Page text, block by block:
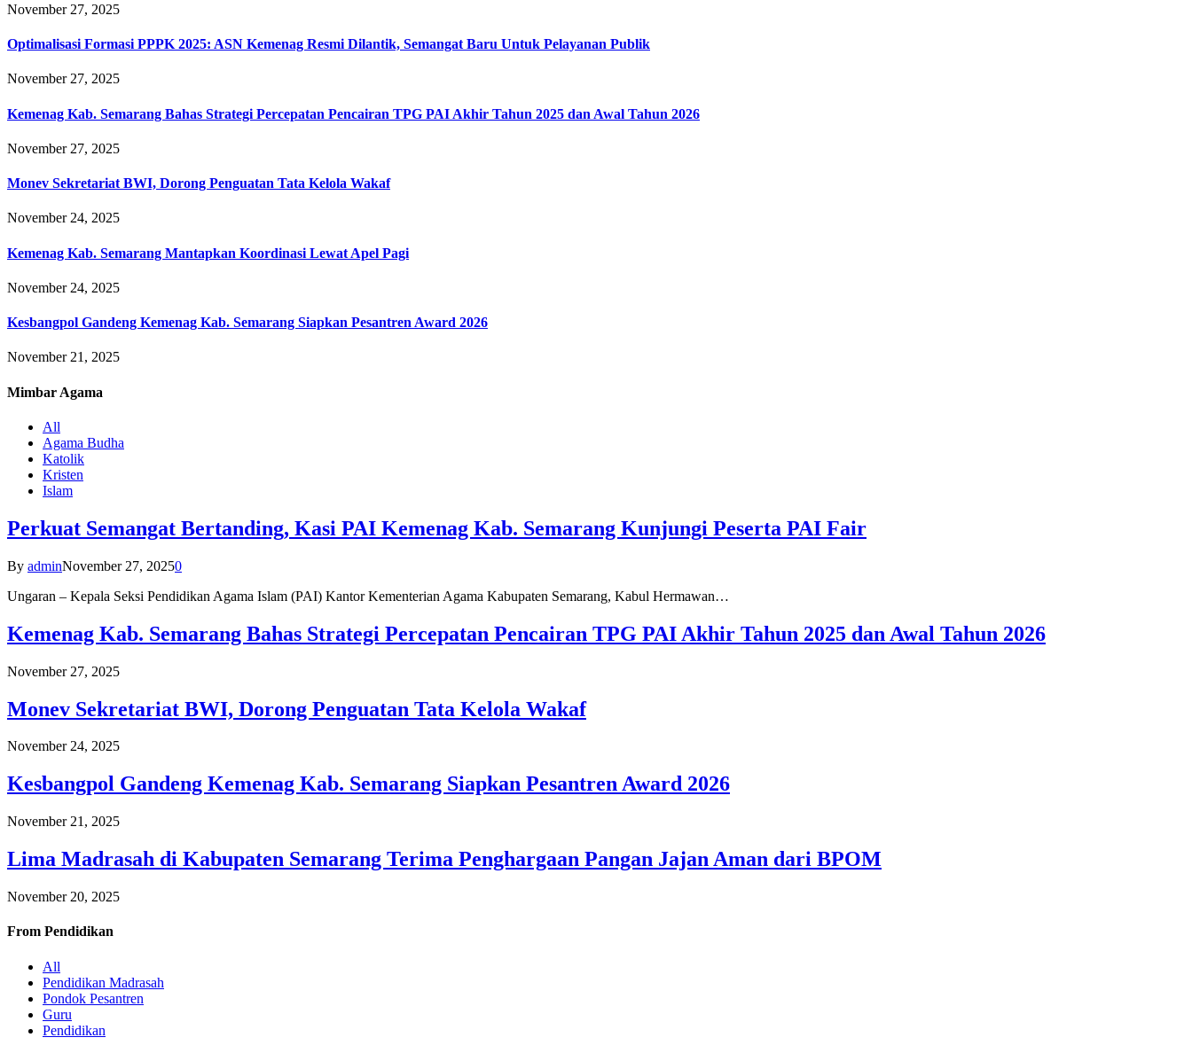
November 27, 2025
Optimalisasi Formasi PPPK 2025: ASN Kemenag Resmi Dilantik, Semangat Baru Untuk Pelayanan Publik
November 27, 2025
Kemenag Kab. Semarang Bahas Strategi Percepatan Pencairan TPG PAI Akhir Tahun 2025 dan Awal Tahun 2026
November 27, 2025
Monev Sekretariat BWI, Dorong Penguatan Tata Kelola Wakaf
November 24, 2025
Kemenag Kab. Semarang Mantapkan Koordinasi Lewat Apel Pagi
November 24, 2025
Kesbangpol Gandeng Kemenag Kab. Semarang Siapkan Pesantren Award 2026
November 21, 2025
Mimbar Agama
All
Agama Budha
Katolik
Kristen
Islam
Perkuat Semangat Bertanding, Kasi PAI Kemenag Kab. Semarang Kunjungi Peserta PAI Fair
By adminNovember 27, 20250
Ungaran – Kepala Seksi Pendidikan Agama Islam (PAI) Kantor Kementerian Agama Kabupaten Semarang, Kabul Hermawan…
Kemenag Kab. Semarang Bahas Strategi Percepatan Pencairan TPG PAI Akhir Tahun 2025 dan Awal Tahun 2026
November 27, 2025
Monev Sekretariat BWI, Dorong Penguatan Tata Kelola Wakaf
November 24, 2025
Kesbangpol Gandeng Kemenag Kab. Semarang Siapkan Pesantren Award 2026
November 21, 2025
Lima Madrasah di Kabupaten Semarang Terima Penghargaan Pangan Jajan Aman dari BPOM
November 20, 2025
From Pendidikan
All
Pendidikan Madrasah
Pondok Pesantren
Guru
Pendidikan